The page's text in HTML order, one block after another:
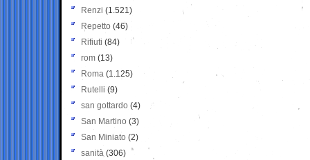
Renzi (1.521)
Repetto (46)
Rifiuti (84)
rom (13)
Roma (1.125)
Rutelli (9)
san gottardo (4)
San Martino (3)
San Miniato (2)
sanità (306)